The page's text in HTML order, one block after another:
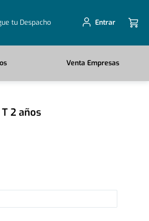
tu Despacho Entrar
Venta Empresas
2 años